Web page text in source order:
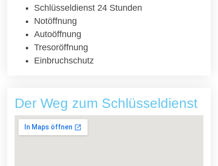
Schlüsseldienst 24 Stunden
Notöffnung
Autoöffnung
Tresoröffnung
Einbruchschutz
Der Weg zum Schlüsseldienst